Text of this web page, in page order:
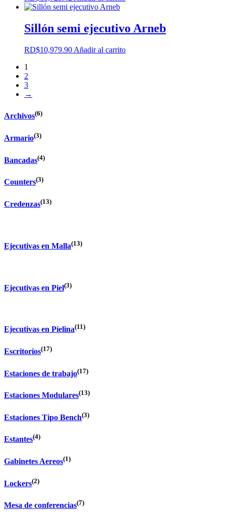
Sillón semi ejecutivo Arneb
RD$10,979.90 Añadir al carrito
1
2
3
→
Archivos(6)
Armario(3)
Bancadas(4)
Counters(3)
Credenzas(13)
Ejecutivas en Malla(13)
Ejecutivas en Piel(3)
Ejecutivas en Pielina(11)
Escritorios(17)
Estaciones de trabajo(17)
Estaciones Modulares(13)
Estaciones Tipo Bench(3)
Estantes(4)
Gabinetes Aereos(1)
Lockers(2)
Mesa de conferencias(7)